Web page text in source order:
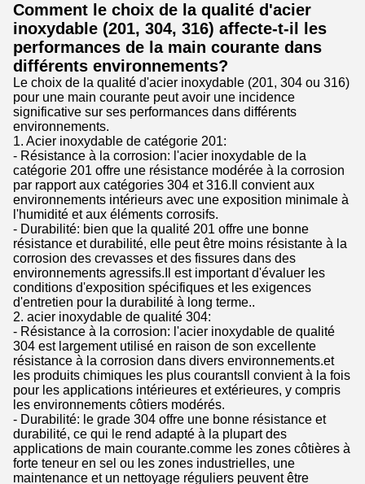
Comment le choix de la qualité d'acier
inoxydable (201, 304, 316) affecte-t-il les
performances de la main courante dans
différents environnements?
Le choix de la qualité d'acier inoxydable (201, 304 ou 316)
pour une main courante peut avoir une incidence
significative sur ses performances dans différents
environnements.
1. Acier inoxydable de catégorie 201:
- Résistance à la corrosion: l'acier inoxydable de la
catégorie 201 offre une résistance modérée à la corrosion
par rapport aux catégories 304 et 316.Il convient aux
environnements intérieurs avec une exposition minimale à
l'humidité et aux éléments corrosifs.
- Durabilité: bien que la qualité 201 offre une bonne
résistance et durabilité, elle peut être moins résistante à la
corrosion des crevasses et des fissures dans des
environnements agressifs.Il est important d'évaluer les
conditions d'exposition spécifiques et les exigences
d'entretien pour la durabilité à long terme..
2. acier inoxydable de qualité 304:
- Résistance à la corrosion: l'acier inoxydable de qualité
304 est largement utilisé en raison de son excellente
résistance à la corrosion dans divers environnements.et
les produits chimiques les plus courantsIl convient à la fois
pour les applications intérieures et extérieures, y compris
les environnements côtiers modérés.
- Durabilité: le grade 304 offre une bonne résistance et
durabilité, ce qui le rend adapté à la plupart des
applications de main courante.comme les zones côtières à
forte teneur en sel ou les zones industrielles, une
maintenance et un nettoyage réguliers peuvent être